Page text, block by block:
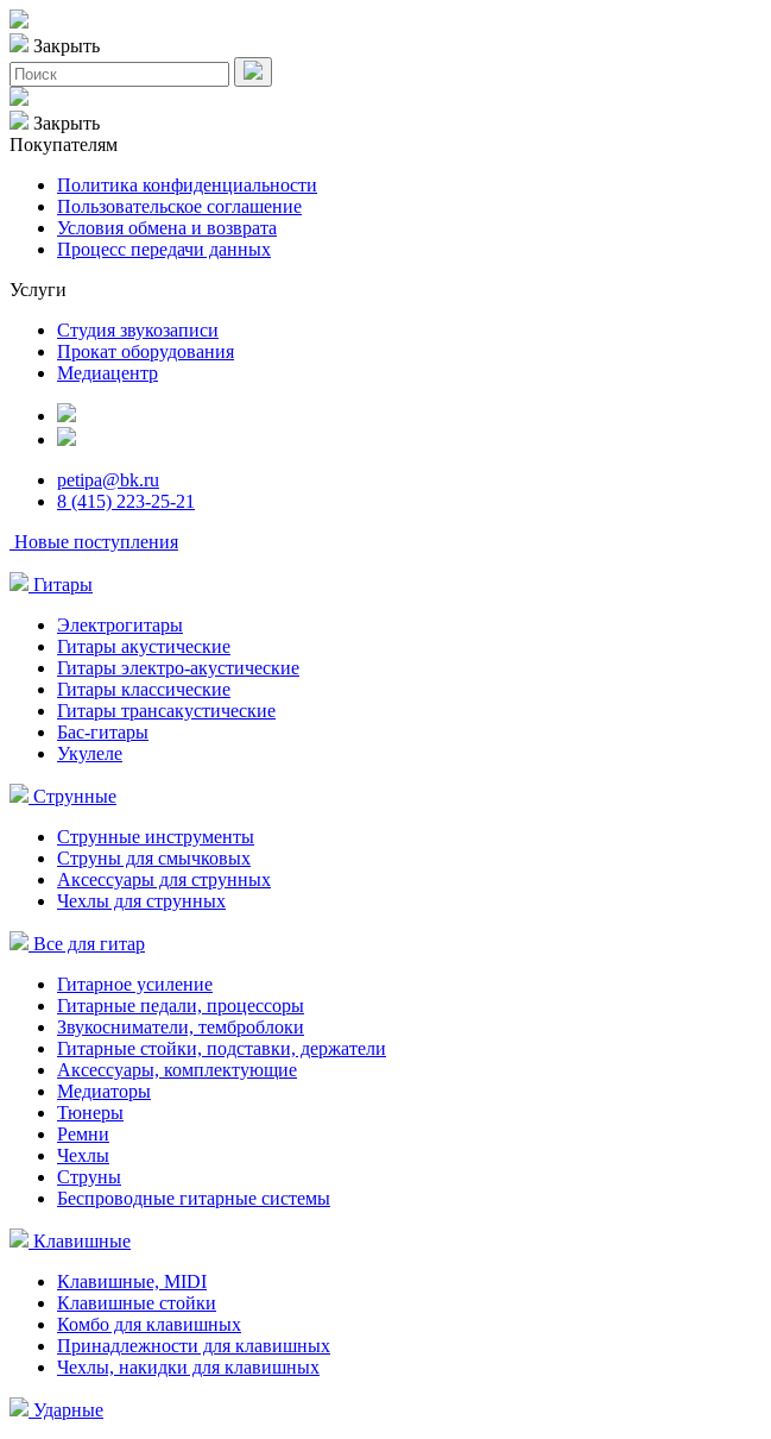
Закрыть
Закрыть
Покупателям
Политика конфиденциальности
Пользовательское соглашение
Условия обмена и возврата
Процесс передачи данных
Услуги
Студия звукозаписи
Прокат оборудования
Медиацентр
petipa@bk.ru
8 (415) 223-25-21
Новые поступления
Гитары
Электрогитары
Гитары акустические
Гитары электро-акустические
Гитары классические
Гитары трансакустические
Бас-гитары
Укулеле
Струнные
Струнные инструменты
Струны для смычковых
Аксессуары для струнных
Чехлы для струнных
Все для гитар
Гитарное усиление
Гитарные педали, процессоры
Звукосниматели, темброблоки
Гитарные стойки, подставки, держатели
Аксессуары, комплектующие
Медиаторы
Тюнеры
Ремни
Чехлы
Струны
Беспроводные гитарные системы
Клавишные
Клавишные, MIDI
Клавишные стойки
Комбо для клавишных
Принадлежности для клавишных
Чехлы, накидки для клавишных
Ударные